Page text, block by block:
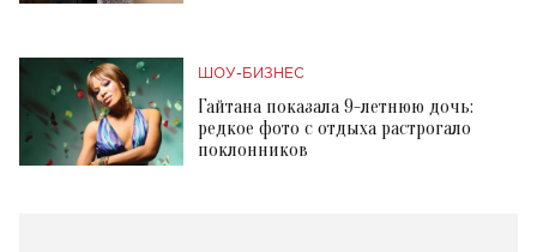
ШОУ-БИЗНЕС
Гайтана показала 9-летнюю дочь:
редкое фото с отдыха растрогало
поклонников